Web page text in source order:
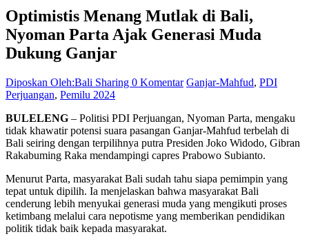
Optimistis Menang Mutlak di Bali,
Nyoman Parta Ajak Generasi Muda
Dukung Ganjar
Diposkan Oleh:Bali Sharing 0 Komentar Ganjar-Mahfud, PDI
Perjuangan, Pemilu 2024
BULELENG – Politisi PDI Perjuangan, Nyoman Parta, mengaku
tidak khawatir potensi suara pasangan Ganjar-Mahfud terbelah di
Bali seiring dengan terpilihnya putra Presiden Joko Widodo, Gibran
Rakabuming Raka mendampingi capres Prabowo Subianto.
Menurut Parta, masyarakat Bali sudah tahu siapa pemimpin yang
tepat untuk dipilih. Ia menjelaskan bahwa masyarakat Bali
cenderung lebih menyukai generasi muda yang mengikuti proses
ketimbang melalui cara nepotisme yang memberikan pendidikan
politik tidak baik kepada masyarakat.